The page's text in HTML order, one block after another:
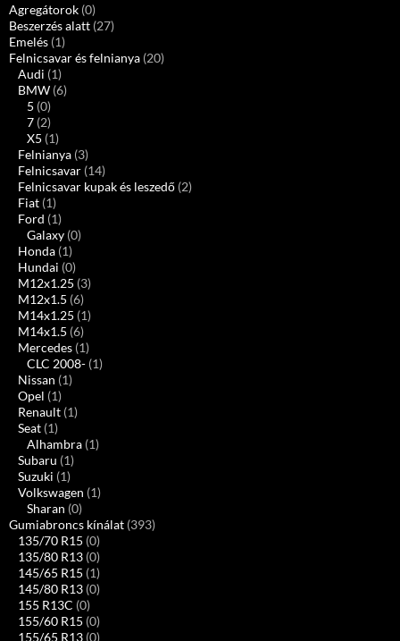
Agregátorok (0)
Beszerzés alatt (27)
Emelés (1)
Felnicsavar és felnianya (20)
Audi (1)
BMW (6)
5 (0)
7 (2)
X5 (1)
Felnianya (3)
Felnicsavar (14)
Felnicsavar kupak és leszedő (2)
Fiat (1)
Ford (1)
Galaxy (0)
Honda (1)
Hundai (0)
M12x1.25 (3)
M12x1.5 (6)
M14x1.25 (1)
M14x1.5 (6)
Mercedes (1)
CLC 2008- (1)
Nissan (1)
Opel (1)
Renault (1)
Seat (1)
Alhambra (1)
Subaru (1)
Suzuki (1)
Volkswagen (1)
Sharan (0)
Gumiabroncs kínálat (393)
135/70 R15 (0)
135/80 R13 (0)
145/65 R15 (1)
145/80 R13 (0)
155 R13C (0)
155/60 R15 (0)
155/65 R13 (0)